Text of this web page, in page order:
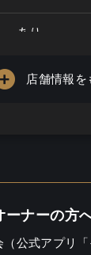
あり
店舗情報を
ーナーの方
（公式アプリ